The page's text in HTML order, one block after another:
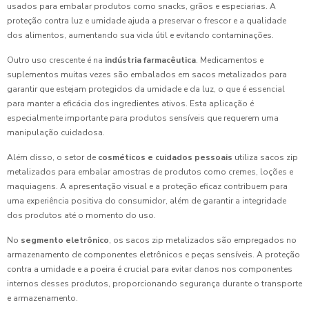
usados para embalar produtos como snacks, grãos e especiarias. A
proteção contra luz e umidade ajuda a preservar o frescor e a qualidade
dos alimentos, aumentando sua vida útil e evitando contaminações.
Outro uso crescente é na indústria farmacêutica. Medicamentos e
suplementos muitas vezes são embalados em sacos metalizados para
garantir que estejam protegidos da umidade e da luz, o que é essencial
para manter a eficácia dos ingredientes ativos. Esta aplicação é
especialmente importante para produtos sensíveis que requerem uma
manipulação cuidadosa.
Além disso, o setor de cosméticos e cuidados pessoais utiliza sacos zip
metalizados para embalar amostras de produtos como cremes, loções e
maquiagens. A apresentação visual e a proteção eficaz contribuem para
uma experiência positiva do consumidor, além de garantir a integridade
dos produtos até o momento do uso.
No segmento eletrônico, os sacos zip metalizados são empregados no
armazenamento de componentes eletrônicos e peças sensíveis. A proteção
contra a umidade e a poeira é crucial para evitar danos nos componentes
internos desses produtos, proporcionando segurança durante o transporte
e armazenamento.